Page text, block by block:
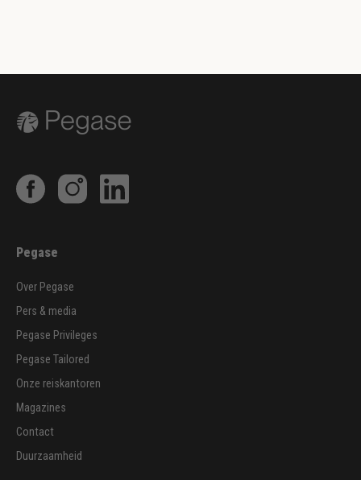
Pegase
Over Pegase
Pers & media
Pegase Privileges
Pegase Tailored
Onze reiskantoren
Magazines
Contact
Duurzaamheid